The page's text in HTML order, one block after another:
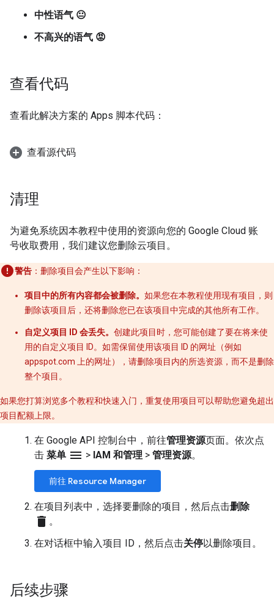
中性语气 😐
不高兴的语气 😡
查看代码
查看此解决方案的 Apps 脚本代码：
查看源代码
清理
为避免系统因本教程中使用的资源向您的 Google Cloud 账
号收取费用，我们建议您删除云项目。
警告 ：删除项目会产生以下影响：
项目中的所有内容都会被删除。 如果您在本教程使用现有项目，则
删除该项目后，还将删除您已在该项目中完成的其他所有工作。
自定义项目 ID 会丢失。 创建此项目时，您可能创建了要在将来使
用的自定义项目 ID。如需保留使用该项目 ID 的网址（例如
appspot.com 上的网址），请删除项目内的所选资源，而不是删除
整个项目。
如果您打算浏览多个教程和快速入门，重复使用项目可以帮助您避免超出
项目配额上限。
在 Google API 控制台中，前往管理资源页面。依次点
击 菜单 menu > IAM 和管理 > 管理资源。
前往 Resource Manager
在项目列表中，选择要删除的项目，然后点击删除
delete 。
在对话框中输入项目 ID，然后点击关停以删除项目。
后续步骤